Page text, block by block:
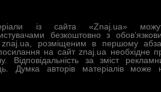
із сайта «Znaj.ua»
безкоштовно з
розміщеним в першому
на сайт znaj.ua необхідне
Відповідальність за зміст
Думка авторів матеріалів може